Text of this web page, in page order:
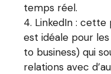
temps réel.
LinkedIn :
est idéale pour
to business) qui
relations avec